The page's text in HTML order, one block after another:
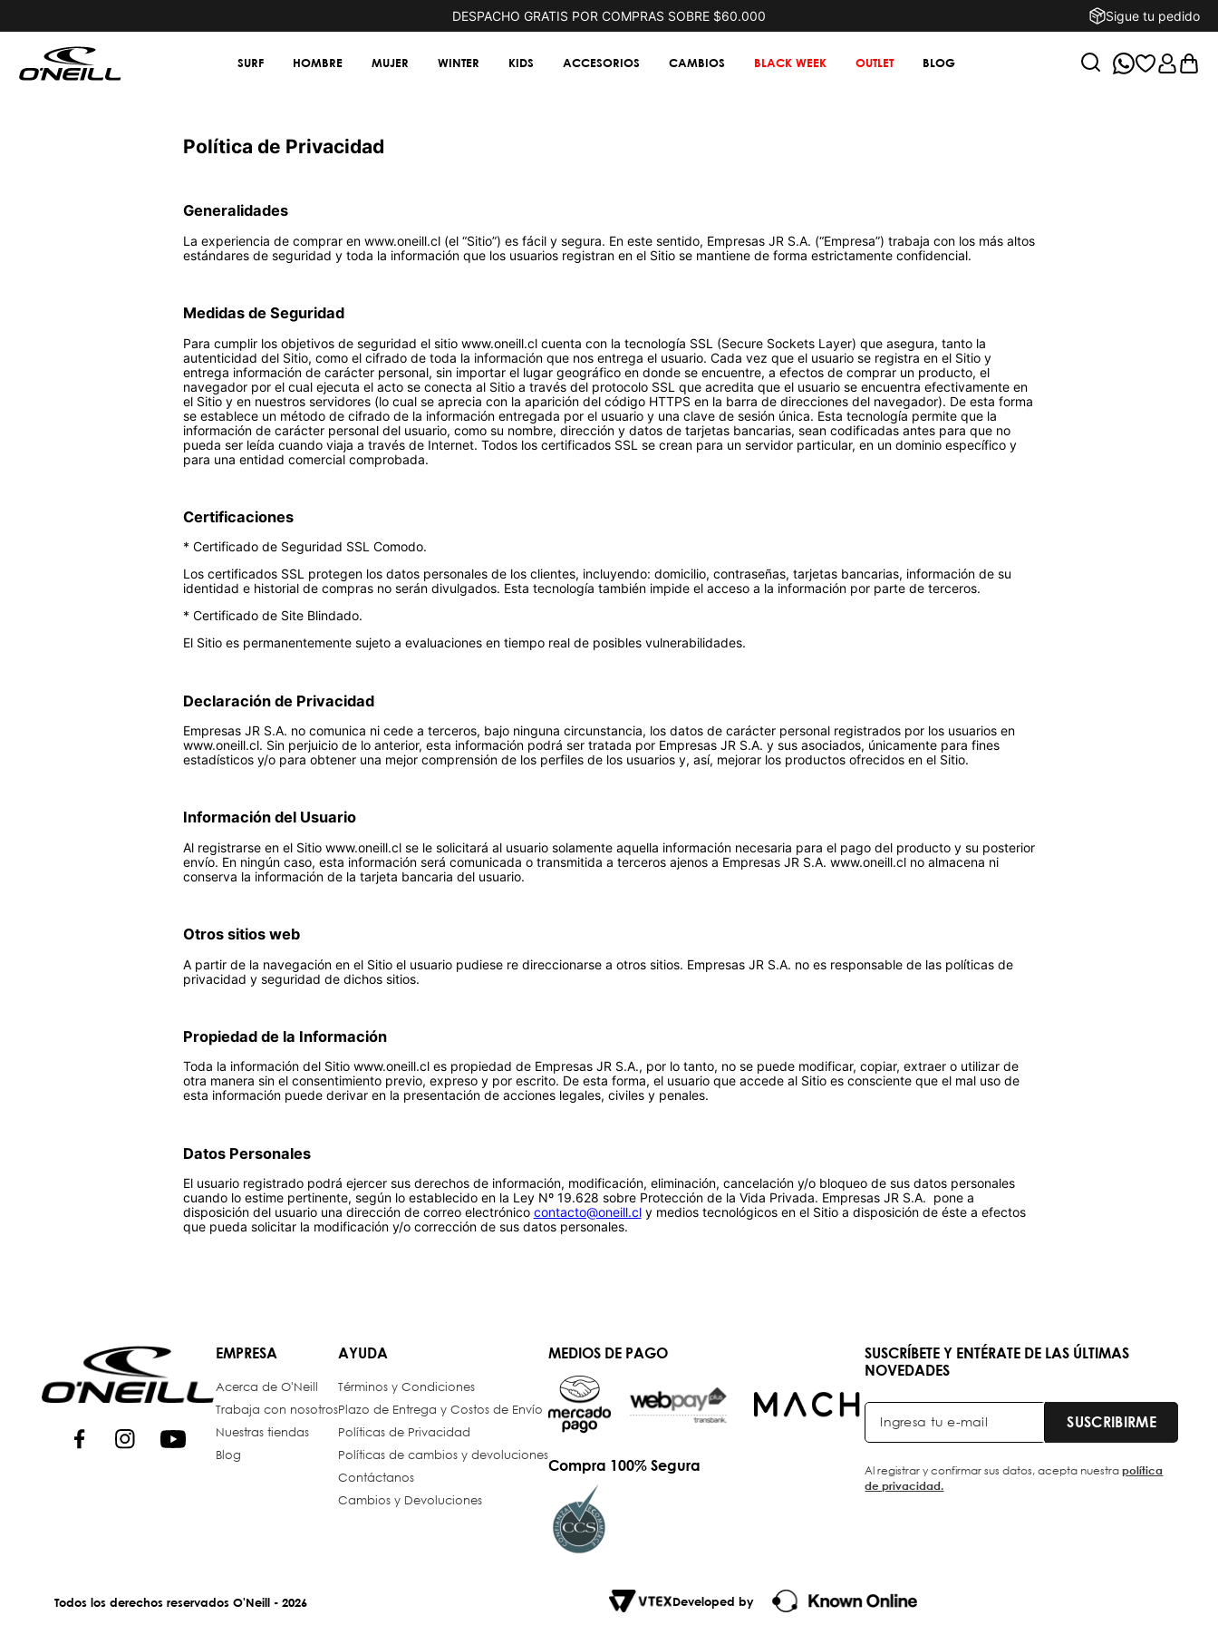
DESPACHO GRATIS POR COMPRAS SOBRE $60.000 Sigue tu pedido
SURF HOMBRE MUJER WINTER KIDS ACCESORIOS CAMBIOS BLACK WEEK OUTLET BLOG
Política de Privacidad
Generalidades
La experiencia de comprar en www.oneill.cl (el “Sitio”) es fácil y segura. En este sentido, Empresas JR S.A. (“Empresa”) trabaja con los más altos
estándares de seguridad y toda la información que los usuarios registran en el Sitio se mantiene de forma estrictamente confidencial.
Medidas de Seguridad
Para cumplir los objetivos de seguridad el sitio www.oneill.cl cuenta con la tecnología SSL (Secure Sockets Layer) que asegura, tanto la
autenticidad del Sitio, como el cifrado de toda la información que nos entrega el usuario. Cada vez que el usuario se registra en el Sitio y
entrega información de carácter personal, sin importar el lugar geográfico en donde se encuentre, a efectos de comprar un producto, el
navegador por el cual ejecuta el acto se conecta al Sitio a través del protocolo SSL que acredita que el usuario se encuentra efectivamente en
el Sitio y en nuestros servidores (lo cual se aprecia con la aparición del código HTTPS en la barra de direcciones del navegador). De esta forma
se establece un método de cifrado de la información entregada por el usuario y una clave de sesión única. Esta tecnología permite que la
información de carácter personal del usuario, como su nombre, dirección y datos de tarjetas bancarias, sean codificadas antes para que no
pueda ser leída cuando viaja a través de Internet. Todos los certificados SSL se crean para un servidor particular, en un dominio específico y
para una entidad comercial comprobada.
Certificaciones
* Certificado de Seguridad SSL Comodo.
Los certificados SSL protegen los datos personales de los clientes, incluyendo: domicilio, contraseñas, tarjetas bancarias, información de su
identidad e historial de compras no serán divulgados. Esta tecnología también impide el acceso a la información por parte de terceros.
* Certificado de Site Blindado.
El Sitio es permanentemente sujeto a evaluaciones en tiempo real de posibles vulnerabilidades.
Declaración de Privacidad
Empresas JR S.A. no comunica ni cede a terceros, bajo ninguna circunstancia, los datos de carácter personal registrados por los usuarios en
www.oneill.cl. Sin perjuicio de lo anterior, esta información podrá ser tratada por Empresas JR S.A. y sus asociados, únicamente para fines
estadísticos y/o para obtener una mejor comprensión de los perfiles de los usuarios y, así, mejorar los productos ofrecidos en el Sitio.
Información del Usuario
Al registrarse en el Sitio www.oneill.cl se le solicitará al usuario solamente aquella información necesaria para el pago del producto y su posterior
envío. En ningún caso, esta información será comunicada o transmitida a terceros ajenos a Empresas JR S.A. www.oneill.cl no almacena ni
conserva la información de la tarjeta bancaria del usuario.
Otros sitios web
A partir de la navegación en el Sitio el usuario pudiese re direccionarse a otros sitios. Empresas JR S.A. no es responsable de las políticas de
privacidad y seguridad de dichos sitios.
Propiedad de la Información
Toda la información del Sitio www.oneill.cl es propiedad de Empresas JR S.A., por lo tanto, no se puede modificar, copiar, extraer o utilizar de
otra manera sin el consentimiento previo, expreso y por escrito. De esta forma, el usuario que accede al Sitio es consciente que el mal uso de
esta información puede derivar en la presentación de acciones legales, civiles y penales.
Datos Personales
El usuario registrado podrá ejercer sus derechos de información, modificación, eliminación, cancelación y/o bloqueo de sus datos personales
cuando lo estime pertinente, según lo establecido en la Ley Nº 19.628 sobre Protección de la Vida Privada. Empresas JR S.A. pone a
disposición del usuario una dirección de correo electrónico contacto@oneill.cly medios tecnológicos en el Sitio a disposición de éste a efectos
que pueda solicitar la modificación y/o corrección de sus datos personales.
EMPRESA
Acerca de O'Neill
Trabaja con nosotros
Nuestras tiendas
Blog
AYUDA
Términos y Condiciones
Plazo de Entrega y Costos de Envío
Políticas de Privacidad
Políticas de cambios y devoluciones
Contáctanos
Cambios y Devoluciones
MEDIOS DE PAGO
Compra 100% Segura
SUSCRÍBETE Y ENTÉRATE DE LAS ÚLTIMAS
NOVEDADES
SUSCRIBIRME
Al registrar y confirmar sus datos, acepta nuestrapolítica
de privacidad.
Todos los derechos reservados O'Neill - 2026 Developed by